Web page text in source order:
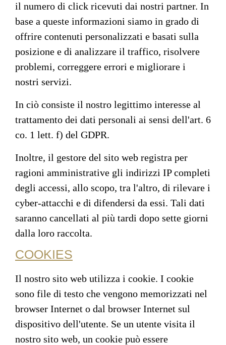
il numero di click ricevuti dai nostri partner. In
base a queste informazioni siamo in grado di
offrire contenuti personalizzati e basati sulla
posizione e di analizzare il traffico, risolvere
problemi, correggere errori e migliorare i
nostri servizi.
In ciò consiste il nostro legittimo interesse al
trattamento dei dati personali ai sensi dell'art. 6
co. 1 lett. f) del GDPR.
Inoltre, il gestore del sito web registra per
ragioni amministrative gli indirizzi IP completi
degli accessi, allo scopo, tra l'altro, di rilevare i
cyber-attacchi e di difendersi da essi. Tali dati
saranno cancellati al più tardi dopo sette giorni
dalla loro raccolta.
COOKIES
Il nostro sito web utilizza i cookie. I cookie
sono file di testo che vengono memorizzati nel
browser Internet o dal browser Internet sul
dispositivo dell'utente. Se un utente visita il
nostro sito web, un cookie può essere